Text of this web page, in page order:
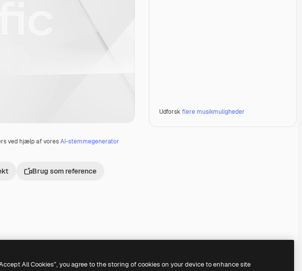
ved hjælp af voresAI-stemmegenerator
Brug som reference
Udforskflere musikmuligheder
All Cookies”, you agree to the storing of cookies on your device to enhance site